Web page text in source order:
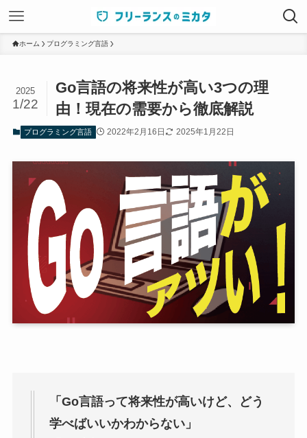
ホーム プログラミング言語
Go言語の将来性が高い3つの理
由！現在の需要から徹底解説
2025
1/22
プログラミング言語 2022年2月16日 2025年1月22日
「Go言語って将来性が高いけど、どう
学べばいいかわからない」